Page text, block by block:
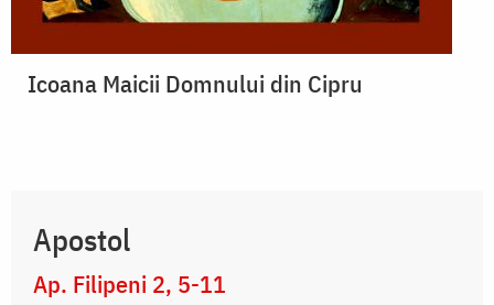
Icoana Maicii Domnului din Cipru
Apostol
Ap. Filipeni 2, 5-11